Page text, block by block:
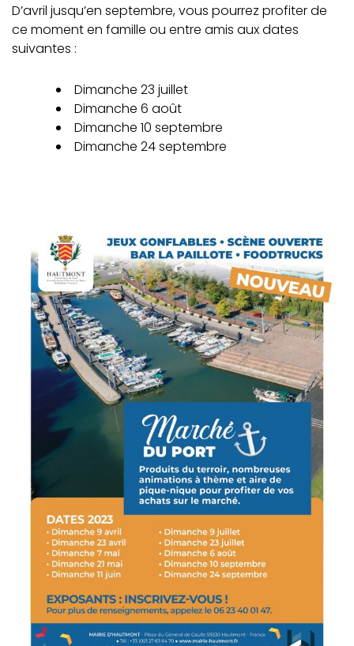
D’avril jusqu’en septembre, vous pourrez profiter de
ce moment en famille ou entre amis aux dates
suivantes :
Dimanche 23 juillet
Dimanche 6 août
Dimanche 10 septembre
Dimanche 24 septembre